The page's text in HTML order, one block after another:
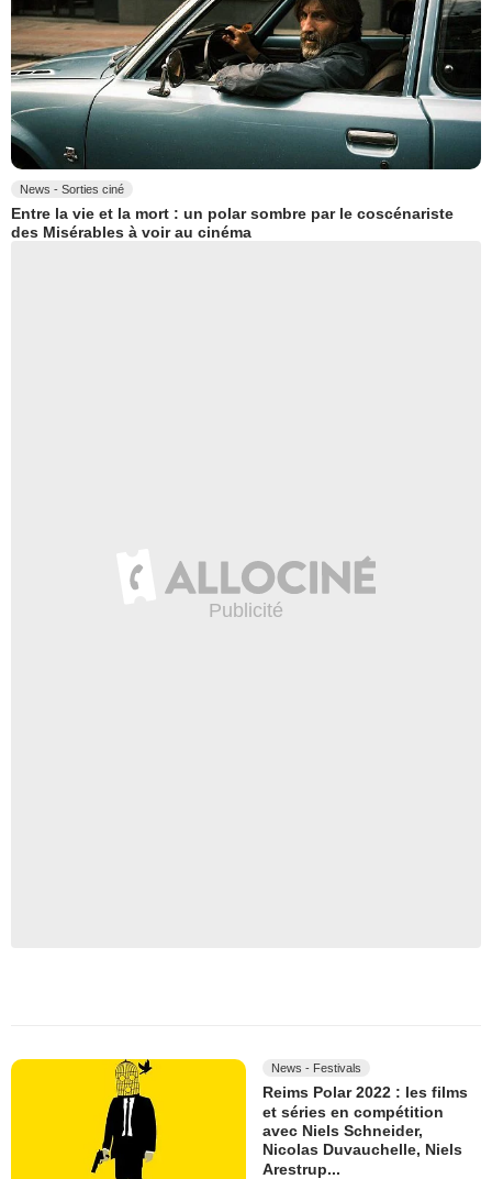
News - Sorties ciné
Entre la vie et la mort : un polar sombre par le coscénariste
des Misérables à voir au cinéma
News - Festivals
Reims Polar 2022 : les films
et séries en compétition
avec Niels Schneider,
Nicolas Duvauchelle, Niels
Arestrup...